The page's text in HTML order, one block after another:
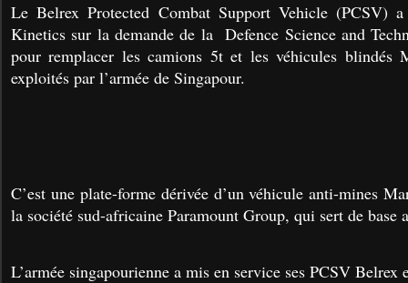
Le Belrex Protected Combat Support Vehicle (PCSV)
Kinetics sur la demande de la Defence Science and
pour remplacer les camions 5t et les véhicules blindés
exploités par l’armée de Singapour.
C’est une plate-forme dérivée d’un véhicule anti-mines
la société sud-africaine Paramount Group, qui sert de base
L’armée singapourienne a mis en service ses PCSV Belrex